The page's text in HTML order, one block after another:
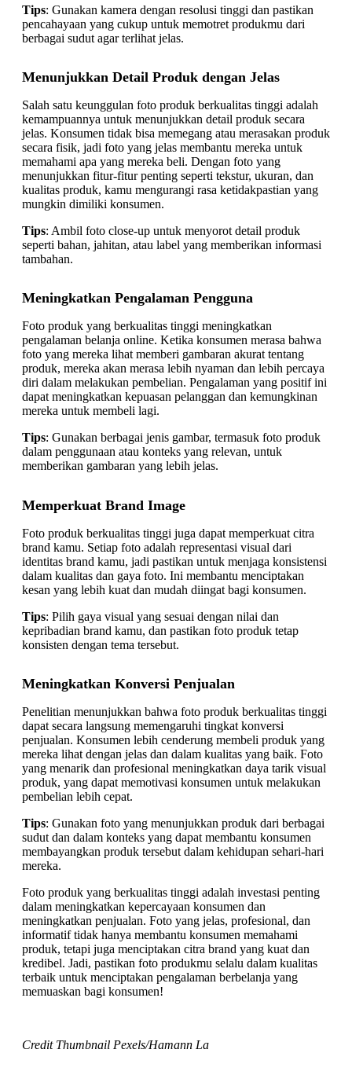
Tips: Gunakan kamera dengan resolusi tinggi dan pastikan
pencahayaan yang cukup untuk memotret produkmu dari
berbagai sudut agar terlihat jelas.
Menunjukkan Detail Produk dengan Jelas
Salah satu keunggulan foto produk berkualitas tinggi adalah
kemampuannya untuk menunjukkan detail produk secara
jelas. Konsumen tidak bisa memegang atau merasakan produk
secara fisik, jadi foto yang jelas membantu mereka untuk
memahami apa yang mereka beli. Dengan foto yang
menunjukkan fitur-fitur penting seperti tekstur, ukuran, dan
kualitas produk, kamu mengurangi rasa ketidakpastian yang
mungkin dimiliki konsumen.
Tips: Ambil foto close-up untuk menyorot detail produk
seperti bahan, jahitan, atau label yang memberikan informasi
tambahan.
Meningkatkan Pengalaman Pengguna
Foto produk yang berkualitas tinggi meningkatkan
pengalaman belanja online. Ketika konsumen merasa bahwa
foto yang mereka lihat memberi gambaran akurat tentang
produk, mereka akan merasa lebih nyaman dan lebih percaya
diri dalam melakukan pembelian. Pengalaman yang positif ini
dapat meningkatkan kepuasan pelanggan dan kemungkinan
mereka untuk membeli lagi.
Tips: Gunakan berbagai jenis gambar, termasuk foto produk
dalam penggunaan atau konteks yang relevan, untuk
memberikan gambaran yang lebih jelas.
Memperkuat Brand Image
Foto produk berkualitas tinggi juga dapat memperkuat citra
brand kamu. Setiap foto adalah representasi visual dari
identitas brand kamu, jadi pastikan untuk menjaga konsistensi
dalam kualitas dan gaya foto. Ini membantu menciptakan
kesan yang lebih kuat dan mudah diingat bagi konsumen.
Tips: Pilih gaya visual yang sesuai dengan nilai dan
kepribadian brand kamu, dan pastikan foto produk tetap
konsisten dengan tema tersebut.
Meningkatkan Konversi Penjualan
Penelitian menunjukkan bahwa foto produk berkualitas tinggi
dapat secara langsung memengaruhi tingkat konversi
penjualan. Konsumen lebih cenderung membeli produk yang
mereka lihat dengan jelas dan dalam kualitas yang baik. Foto
yang menarik dan profesional meningkatkan daya tarik visual
produk, yang dapat memotivasi konsumen untuk melakukan
pembelian lebih cepat.
Tips: Gunakan foto yang menunjukkan produk dari berbagai
sudut dan dalam konteks yang dapat membantu konsumen
membayangkan produk tersebut dalam kehidupan sehari-hari
mereka.
Foto produk yang berkualitas tinggi adalah investasi penting
dalam meningkatkan kepercayaan konsumen dan
meningkatkan penjualan. Foto yang jelas, profesional, dan
informatif tidak hanya membantu konsumen memahami
produk, tetapi juga menciptakan citra brand yang kuat dan
kredibel. Jadi, pastikan foto produkmu selalu dalam kualitas
terbaik untuk menciptakan pengalaman berbelanja yang
memuaskan bagi konsumen!
Credit Thumbnail Pexels/Hamann La